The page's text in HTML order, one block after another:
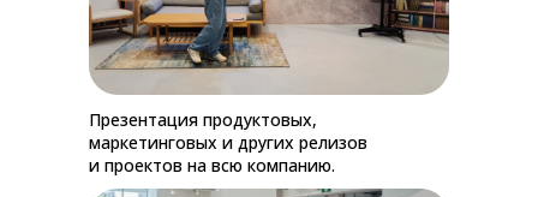
Презентация продуктовых,
маркетинговых и других релизов
и проектов на всю компанию.